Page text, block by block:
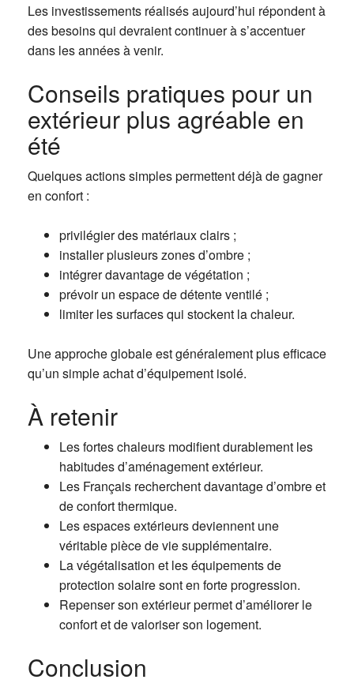
Les investissements réalisés aujourd’hui répondent à
des besoins qui devraient continuer à s’accentuer
dans les années à venir.
Conseils pratiques pour un
extérieur plus agréable en
été
Quelques actions simples permettent déjà de gagner
en confort :
privilégier des matériaux clairs ;
installer plusieurs zones d’ombre ;
intégrer davantage de végétation ;
prévoir un espace de détente ventilé ;
limiter les surfaces qui stockent la chaleur.
Une approche globale est généralement plus efficace
qu’un simple achat d’équipement isolé.
À retenir
Les fortes chaleurs modifient durablement les
habitudes d’aménagement extérieur.
Les Français recherchent davantage d’ombre et
de confort thermique.
Les espaces extérieurs deviennent une
véritable pièce de vie supplémentaire.
La végétalisation et les équipements de
protection solaire sont en forte progression.
Repenser son extérieur permet d’améliorer le
confort et de valoriser son logement.
Conclusion